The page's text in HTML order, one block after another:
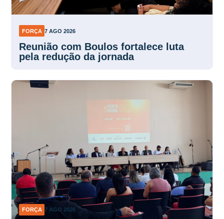
FORÇA 7 AGO 2026
Reunião com Boulos fortalece luta
pela redução da jornada
FORÇA 7 AGO 2026